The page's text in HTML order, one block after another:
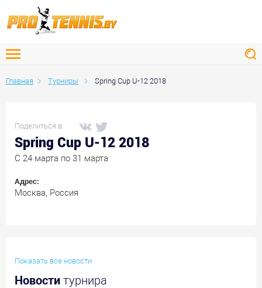
Главная Турниры Spring Cup U-12 2018
Поделиться в:
Spring Cup U-12 2018
C 24 марта по 31 марта
Адрес:
Москва, Россия
Показать все новости
Новости турнира